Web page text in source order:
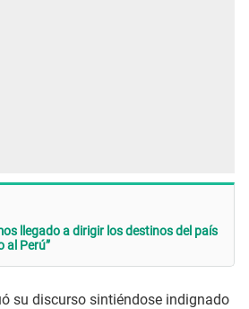
llegado a dirigir los destinos del país
al Perú”
su discurso sintiéndose indignado